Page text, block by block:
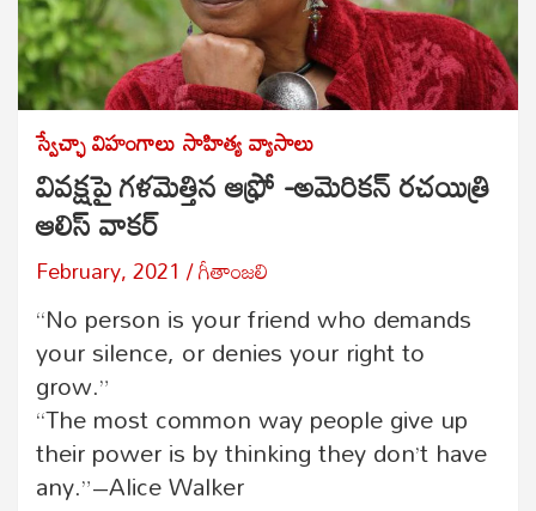
స్వేచ్ఛా విహంగాలుసాహిత్య వ్యాసాలు
వివక్షపై గళమెత్తిన ఆఫ్రో -అమెరికన్ రచయిత్రి
ఆలిస్ వాకర్
February, 2021 గీతాంజలి
“No person is your friend who demands
your silence, or denies your right to
grow.”
“The most common way people give up
their power is by thinking they don’t have
any.”–Alice Walker